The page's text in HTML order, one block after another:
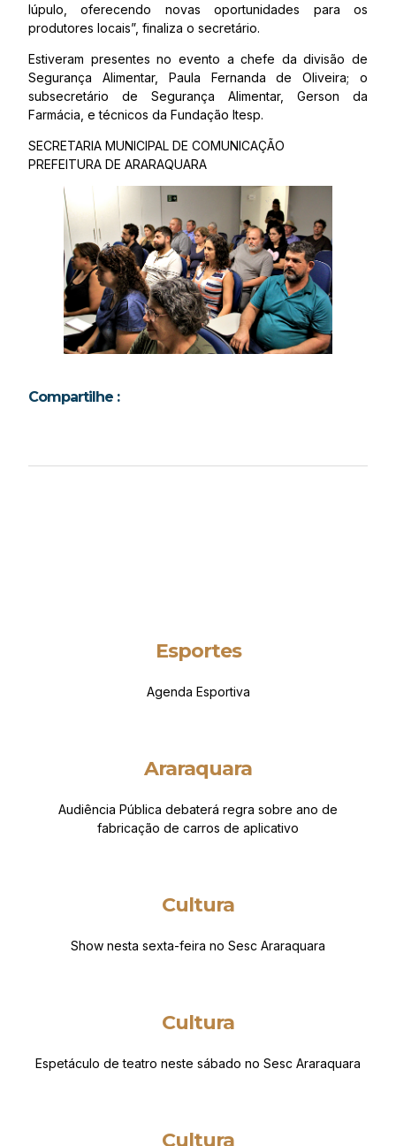
lúpulo, oferecendo novas oportunidades para os
produtores locais”, finaliza o secretário.
Estiveram presentes no evento a chefe da divisão de
Segurança Alimentar, Paula Fernanda de Oliveira; o
subsecretário de Segurança Alimentar, Gerson da
Farmácia, e técnicos da Fundação Itesp.
SECRETARIA MUNICIPAL DE COMUNICAÇÃO
PREFEITURA DE ARARAQUARA
Compartilhe :
Esportes
Agenda Esportiva
Araraquara
Audiência Pública debaterá regra sobre ano de
fabricação de carros de aplicativo
Cultura
Show nesta sexta-feira no Sesc Araraquara
Cultura
Espetáculo de teatro neste sábado no Sesc Araraquara
Cultura